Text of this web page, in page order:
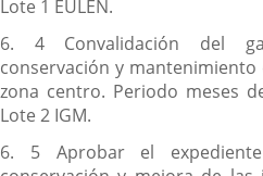
Lote 1 EULEN.
6. 4 Convalidación del
conservación y
zona centro. Periodo meses
Lote 2 IGM.
6. 5 Aprobar el